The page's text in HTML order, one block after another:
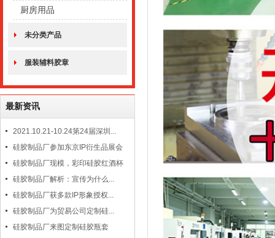
厨房用品
未分类产品
服装辅料胶章
最新资讯
2021.10.21-10.24第24届深圳...
硅胶制品厂参加东京IP衍生品展会
硅胶制品厂现模，彩印硅胶红酒杯
硅胶制品厂解析：宣传为什么...
硅胶制品厂获多款IP形象授权...
硅胶制品厂为贸易公司定制硅...
硅胶制品厂来图定制硅胶瓶套